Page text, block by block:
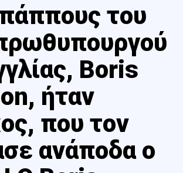
του
Boris
ήταν
που τον
ανάποδα ο